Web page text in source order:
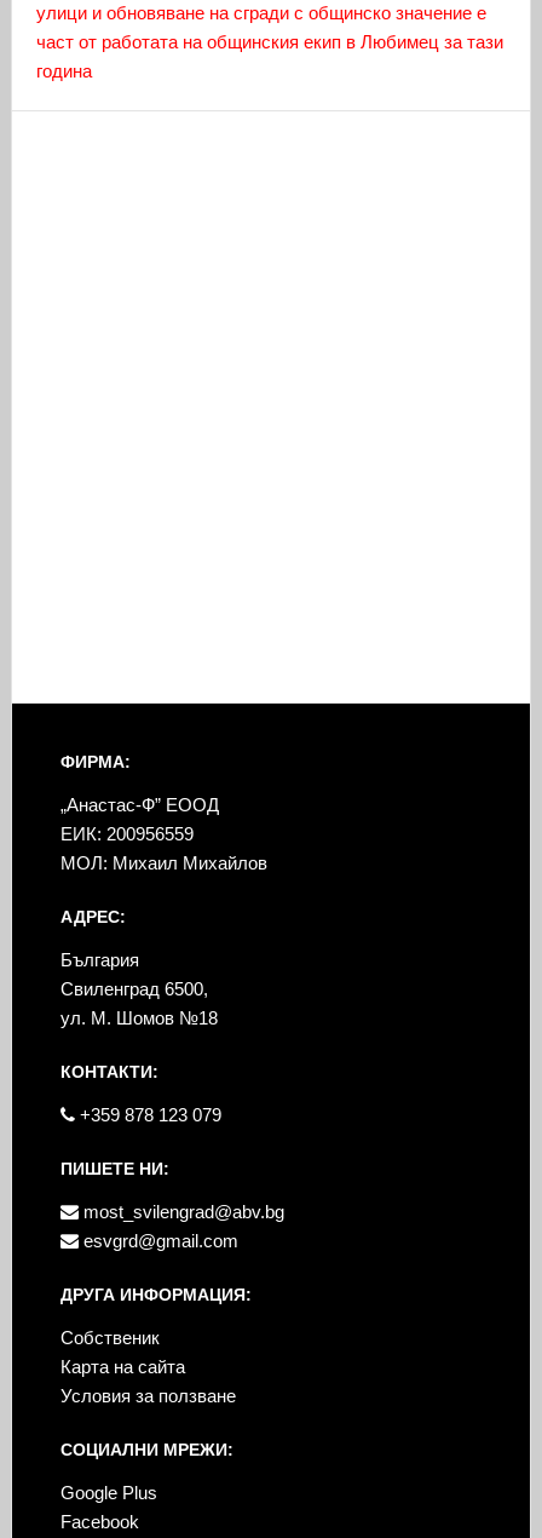
улици и обновяване на сгради с общинско значение е
част от работата на общинския екип в Любимец за тази
година
ФИРМА:
„Анастас-Ф” ЕООД
ЕИК: 200956559
МОЛ: Михаил Михайлов
АДРЕС:
България
Свиленград 6500,
ул. М. Шомов №18
КОНТАКТИ:
+359 878 123 079
ПИШЕТЕ НИ:
most_svilengrad@abv.bg
esvgrd@gmail.com
ДРУГА ИНФОРМАЦИЯ:
Собственик
Карта на сайта
Условия за ползване
СОЦИАЛНИ МРЕЖИ:
Google Plus
Facebook